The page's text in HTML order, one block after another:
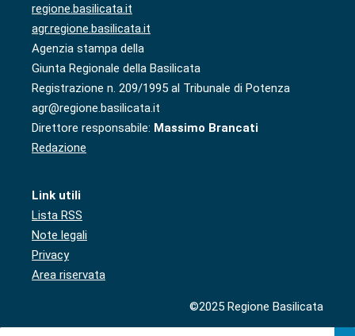
regione.basilicata.it
agr.regione.basilicata.it
Agenzia stampa della
Giunta Regionale della Basilicata
Registrazione n. 209/1995 al Tribunale di Potenza
agr@regione.basilicata.it
Direttore responsabile: Massimo Brancati
Redazione
Link utili
Lista RSS
Note legali
Privacy
Area riservata
©2025 Regione Basilicata